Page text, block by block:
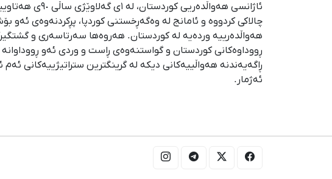
ئاژانسی هەواڵدەریی
چالاکی کردووە و ئامانج لە وەگەڕخستنی كوردپا، پڕكردنەوەی ئەو
هەواڵدەرییە وردەیە لە كوردستان. هەروەها سەرتاسەری و
ڕووداوەكانی كوردستان و گواستنەوەی ڕاست و وردی ئەو ڕووداوانە
ڕاگەیەندنە هەواڵییەكانی دیكە لە گرینگترین ستراتیژییەكانی ئەم
ئەژمار.